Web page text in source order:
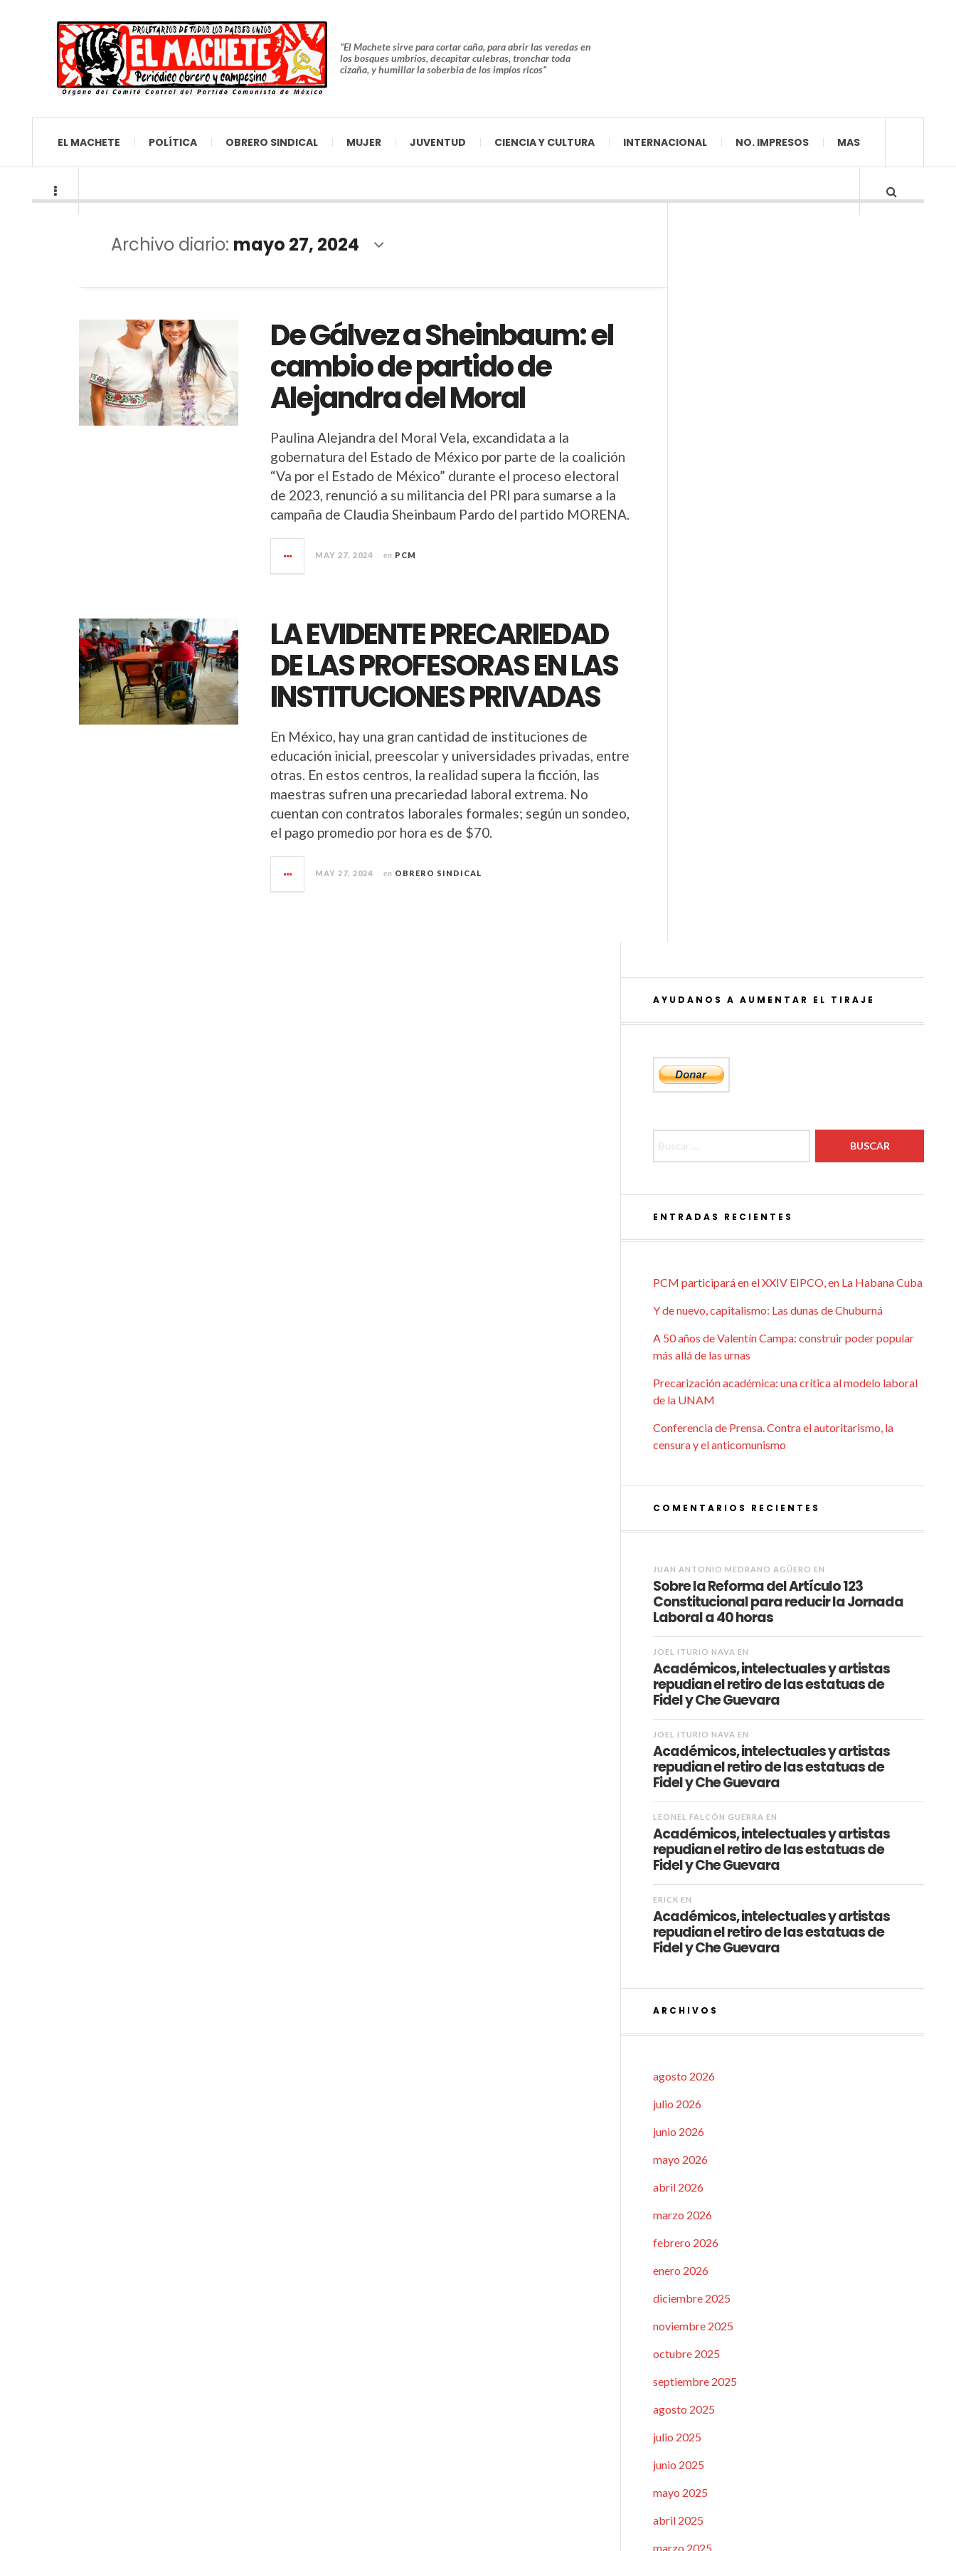
“El Machete sirve para cortar caña, para abrir las veredas en
los bosques umbríos, decapitar culebras, tronchar toda
cizaña, y humillar la soberbia de los impíos ricos”
EL MACHETE POLÍTICA OBRERO SINDICAL MUJER JUVENTUD CIENCIA Y CULTURA INTERNACIONAL NO. IMPRESOS MAS
Archivo diario: mayo 27, 2024
De Gálvez a Sheinbaum: el
cambio de partido de
Alejandra del Moral
Paulina Alejandra del Moral Vela, excandidata a la
gobernatura del Estado de México por parte de la coalición
“Va por el Estado de México” durante el proceso electoral
de 2023, renunció a su militancia del PRI para sumarse a la
campaña de Claudia Sheinbaum Pardo del partido MORENA.
MAY 27, 2024 en PCM
LA EVIDENTE PRECARIEDAD
DE LAS PROFESORAS EN LAS
INSTITUCIONES PRIVADAS
En México, hay una gran cantidad de instituciones de
educación inicial, preescolar y universidades privadas, entre
otras. En estos centros, la realidad supera la ficción, las
maestras sufren una precariedad laboral extrema. No
cuentan con contratos laborales formales; según un sondeo,
el pago promedio por hora es de $70.
MAY 27, 2024 en OBRERO SINDICAL
AYUDANOS A AUMENTAR EL TIRAJE
ENTRADAS RECIENTES
PCM participará en el XXIV EIPCO, en La Habana Cuba
Y de nuevo, capitalismo: Las dunas de Chuburná
A 50 años de Valentín Campa: construir poder popular
más allá de las urnas
Precarización académica: una crítica al modelo laboral
de la UNAM
Conferencia de Prensa. Contra el autoritarismo, la
censura y el anticomunismo
COMENTARIOS RECIENTES
JUAN ANTONIO MEDRANO AGÜERO EN
Sobre la Reforma del Artículo 123
Constitucional para reducir la Jornada
Laboral a 40 horas
JOEL ITURIO NAVA EN
Académicos, intelectuales y artistas
repudian el retiro de las estatuas de
Fidel y Che Guevara
JOEL ITURIO NAVA EN
Académicos, intelectuales y artistas
repudian el retiro de las estatuas de
Fidel y Che Guevara
LEONEL FALCÓN GUERRA EN
Académicos, intelectuales y artistas
repudian el retiro de las estatuas de
Fidel y Che Guevara
ERICK EN
Académicos, intelectuales y artistas
repudian el retiro de las estatuas de
Fidel y Che Guevara
ARCHIVOS
agosto 2026
julio 2026
junio 2026
mayo 2026
abril 2026
marzo 2026
febrero 2026
enero 2026
diciembre 2025
noviembre 2025
octubre 2025
septiembre 2025
agosto 2025
julio 2025
junio 2025
mayo 2025
abril 2025
marzo 2025